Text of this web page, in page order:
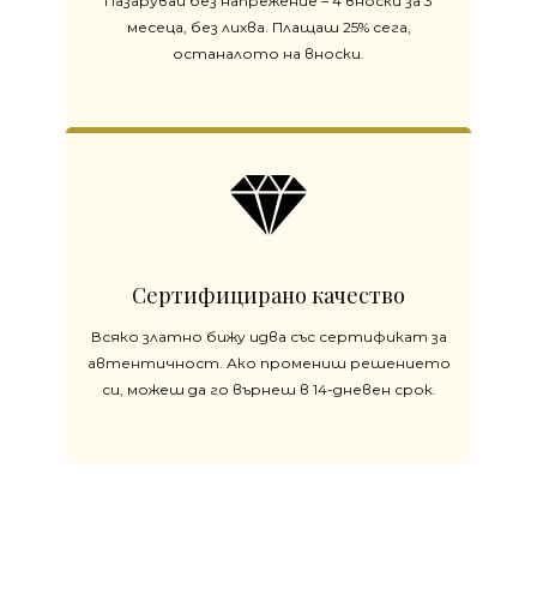
месеца, без лихва. Плащаш 25% сега,
останалото на вноски.
Сертифицирано качество
Всяко златно бижу идва със сертификат за
автентичност. Ако промениш решението
си, можеш да го върнеш в 14-дневен срок.